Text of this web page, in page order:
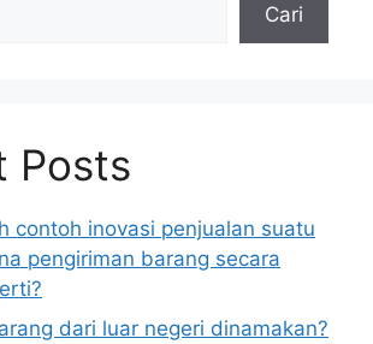
Cari
Posts
contoh inovasi penjualan suatu
pengiriman barang secara
dari luar negeri dinamakan?